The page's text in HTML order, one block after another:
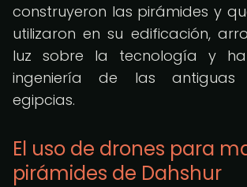
construyeron las pirámides y
utilizaron en su edificación,
luz sobre la tecnología y
ingeniería de las antiguas
egipcias.
El uso de drones para
pirámides de Dahshur